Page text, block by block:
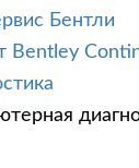
Бентли
Bentley